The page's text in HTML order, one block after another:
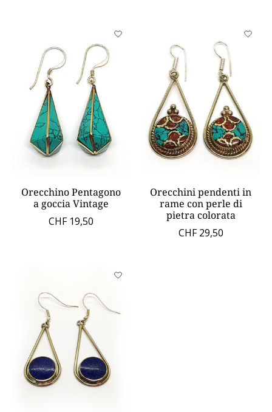
Orecchino Pentagono
a goccia Vintage
CHF 19,50
Orecchini pendenti in
rame con perle di
pietra colorata
CHF 29,50